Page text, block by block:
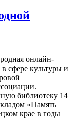
онлайн-
сфере культуры и
библиотеку 14
«Память
крае в годы